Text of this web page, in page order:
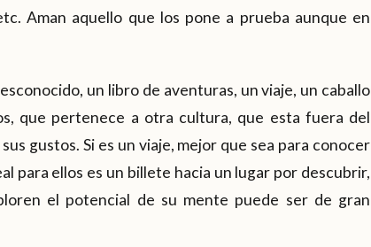
Aman aquello que los pone a prueba aunque en
un libro de aventuras, un viaje, un caballo
que pertenece a otra cultura, que esta fuera del
gustos. Si es un viaje, mejor que sea para conocer
para ellos es un billete hacia un lugar por descubrir,
el potencial de su mente puede ser de gran